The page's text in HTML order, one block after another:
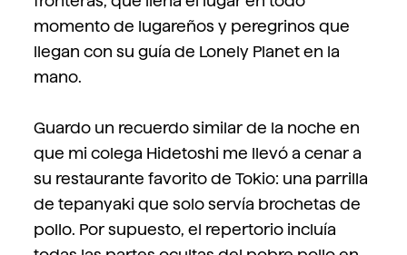
momento de lugareños y peregrinos que
llegan con su guía de Lonely Planet en la
mano.
Guardo un recuerdo similar de la noche en
que mi colega Hidetoshi me llevó a cenar a
su restaurante favorito de Tokio: una parrilla
de tepanyaki que solo servía brochetas de
pollo. Por supuesto, el repertorio incluía